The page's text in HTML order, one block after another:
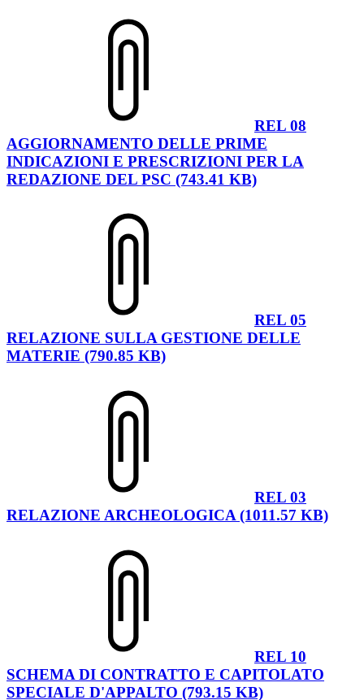
REL 08
AGGIORNAMENTO DELLE PRIME
INDICAZIONI E PRESCRIZIONI PER LA
REDAZIONE DEL PSC (743.41 KB)
REL 05
RELAZIONE SULLA GESTIONE DELLE
MATERIE (790.85 KB)
REL 03
RELAZIONE ARCHEOLOGICA (1011.57 KB)
REL 10
SCHEMA DI CONTRATTO E CAPITOLATO
SPECIALE D'APPALTO (793.15 KB)